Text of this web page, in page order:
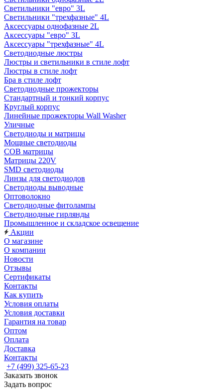
Светильники "евро" 3L
Светильники "трехфазные" 4L
Аксессуары однофазные 2L
Аксессуары "евро" 3L
Аксессуары "трехфазные" 4L
Светодиодные люстры
Люстры и светильники в стиле лофт
Люстры в стиле лофт
Бра в стиле лофт
Светодиодные прожекторы
Стандартный и тонкий корпус
Круглый корпус
Линейные прожекторы Wall Washer
Уличные
Светодиоды и матрицы
Мощные светодиоды
COB матрицы
Матрицы 220V
SMD светодиоды
Линзы для светодиодов
Светодиоды выводные
Оптоволокно
Светодиодные фитолампы
Светодиодные гирлянды
Промышленное и складское освещение
Акции
О магазине
О компании
Новости
Отзывы
Сертификаты
Контакты
Как купить
Условия оплаты
Условия доставки
Гарантия на товар
Оптом
Оплата
Доставка
Контакты
+7 (499) 325-65-23
Заказать звонок
Задать вопрос